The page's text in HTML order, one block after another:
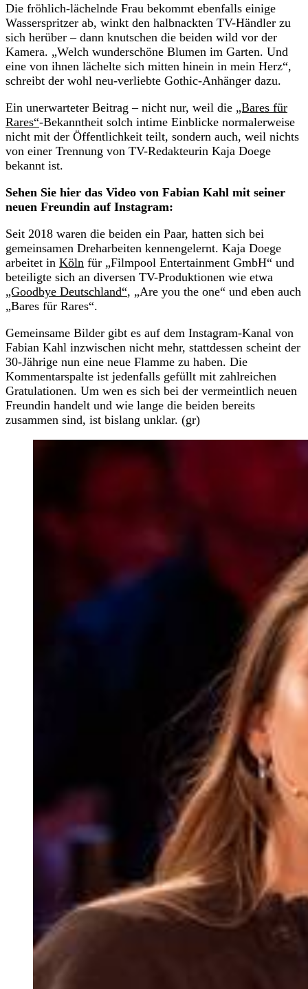
Die fröhlich-lächelnde Frau bekommt ebenfalls einige
Wasserspritzer ab, winkt den halbnackten TV-Händler zu
sich herüber – dann knutschen die beiden wild vor der
Kamera. „Welch wunderschöne Blumen im Garten. Und
eine von ihnen lächelte sich mitten hinein in mein Herz“,
schreibt der wohl neu-verliebte Gothic-Anhänger dazu.
Ein unerwarteter Beitrag – nicht nur, weil die „Bares für
Rares“-Bekanntheit solch intime Einblicke normalerweise
nicht mit der Öffentlichkeit teilt, sondern auch, weil nichts
von einer Trennung von TV-Redakteurin Kaja Doege
bekannt ist.
Sehen Sie hier das Video von Fabian Kahl mit seiner
neuen Freundin auf Instagram:
Seit 2018 waren die beiden ein Paar, hatten sich bei
gemeinsamen Dreharbeiten kennengelernt. Kaja Doege
arbeitet in Köln für „Filmpool Entertainment GmbH“ und
beteiligte sich an diversen TV-Produktionen wie etwa
„Goodbye Deutschland“, „Are you the one“ und eben auch
„Bares für Rares“.
Gemeinsame Bilder gibt es auf dem Instagram-Kanal von
Fabian Kahl inzwischen nicht mehr, stattdessen scheint der
30-Jährige nun eine neue Flamme zu haben. Die
Kommentarspalte ist jedenfalls gefüllt mit zahlreichen
Gratulationen. Um wen es sich bei der vermeintlich neuen
Freundin handelt und wie lange die beiden bereits
zusammen sind, ist bislang unklar. (gr)